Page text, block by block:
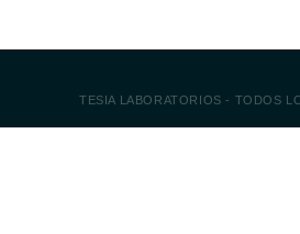
TESIA LABORATORIOS - TODOS